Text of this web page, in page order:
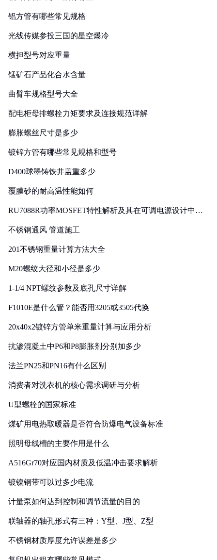
铝方管有哪些常见规格
光线传媒参投三国的星空爆冷
横担型号对应重量
锰矿石产品化合水含量
曲臂车规格型号大全
配电柜母排螺栓力矩要求及连接规范详解
膨胀螺丝尺寸是多少
镀锌方管有哪些常见规格和型号
D400球墨铸铁井盖重多少
覆膜砂的耐高温性能如何
RU7088R功率MOSFET特性解析及其在可调电源设计中的
不锈钢通风 管道施工
201不锈钢重量计算方法大全
M20螺纹大径和小径是多少
1-1/4 NPT螺纹参数及底孔尺寸详解
F1010E是什么管？能否用3205或3505代换
20x40x2镀锌方管单米重量计算与应用分析
抗渗混凝土中P6和P8膨胀剂分别加多少
法兰PN25和PN16有什么区别
消费者对洗衣机的核心需求调研与分析
U型螺栓的国家标准
煤矿用电热取暖器是否符合防爆电气设备标准
照明母线槽的主要作用是什么
A516Gr70对应国内材质及低温冲击要求解析
镀镍钢带可以过多少电流
计量泵如何达到控制和调节流量的目的
联轴器的轴孔形式有三种：Y型、J型、Z型
不锈钢材质厚度允许误差是多少